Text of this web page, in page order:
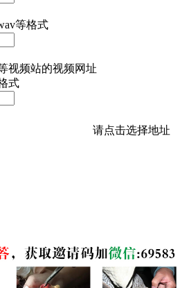
等格式
视频站的视频网址
式
请点击选择地址